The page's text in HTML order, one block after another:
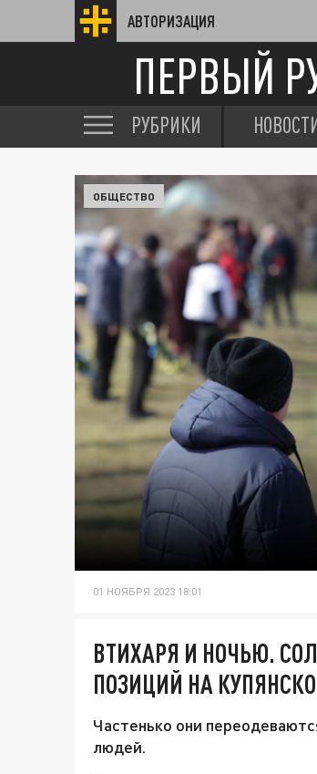
АВТОРИЗАЦИЯ
ПЕРВЫЙ
РУБРИКИ
ОБЩЕСТВО
01 НОЯБРЯ 2023 18:01
ВТИХАРЯ И НОЧЬЮ.
ПОЗИЦИЙ НА
Частенько они
людей.